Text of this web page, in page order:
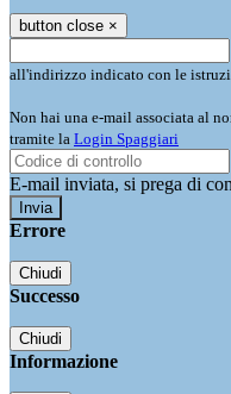
button close ×
all'indirizzo indicato con le
Non hai una e-mail associata al
tramite la Login Spaggiari
E-mail inviata, si prega di
Errore
Chiudi
Successo
Chiudi
Informazione